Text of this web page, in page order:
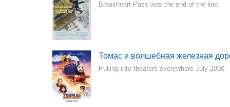
Breakheart Pass was the end of the line.
Томас и волшебная железная
Pulling into theaters everywhere July 2000